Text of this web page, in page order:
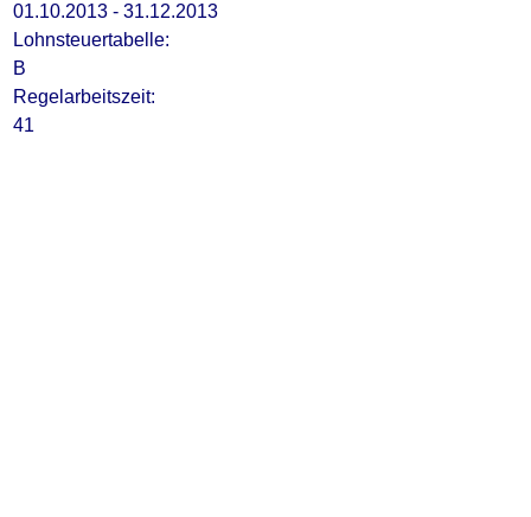
01.10.2013 - 31.12.2013
Lohnsteuertabelle:
B
Regelarbeitszeit:
41